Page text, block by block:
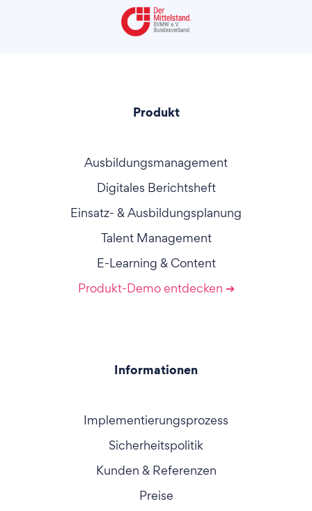
Produkt
Ausbildungsmanagement
Digitales Berichtsheft
Einsatz- & Ausbildungsplanung
Talent Management
E-Learning & Content
Produkt-Demo entdecken ➔
Informationen
Implementierungsprozess
Sicherheitspolitik
Kunden & Referenzen
Preise